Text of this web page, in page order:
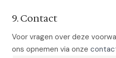
9. Contact
Voor vragen over deze
ons opnemen via onze